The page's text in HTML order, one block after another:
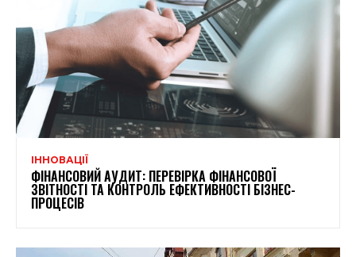
ІННОВАЦІЇ
ФІНАНСОВИЙ АУДИТ: ПЕРЕВІРКА ФІНАНСОВОЇ
ЗВІТНОСТІ ТА КОНТРОЛЬ ЕФЕКТИВНОСТІ БІЗНЕС-
ПРОЦЕСІВ